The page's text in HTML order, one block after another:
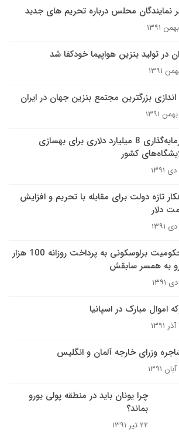
نمایندگان محلس درباره تحریم های جدید
در تولید بنزین هواپیما خودکفا شد
اندازی بزرگترین مجتمع بنزین جهان در ایران
سرمایه‌گذاری 8 میلیارد دلاری برای بهسازی
کشور
تازه دولت برای مقابله با تحریم و افزایش
دلار
محکومیت برلوسکونی به پرداخت روزانه 100 هزار
به همسر سابقش
اموال مبارک در اسپانیا
وزرای خارجه آلمان و انگلیس
چرا یونان باید در منطقه پولی یورو
بماند؟
۲۲ تیر ۱۳۹۱